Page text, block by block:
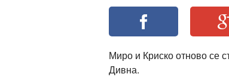
Миро и Криско отново се
Дивна.